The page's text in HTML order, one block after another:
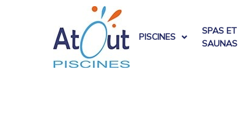
PISCINES
SPAS ET
SAUNAS